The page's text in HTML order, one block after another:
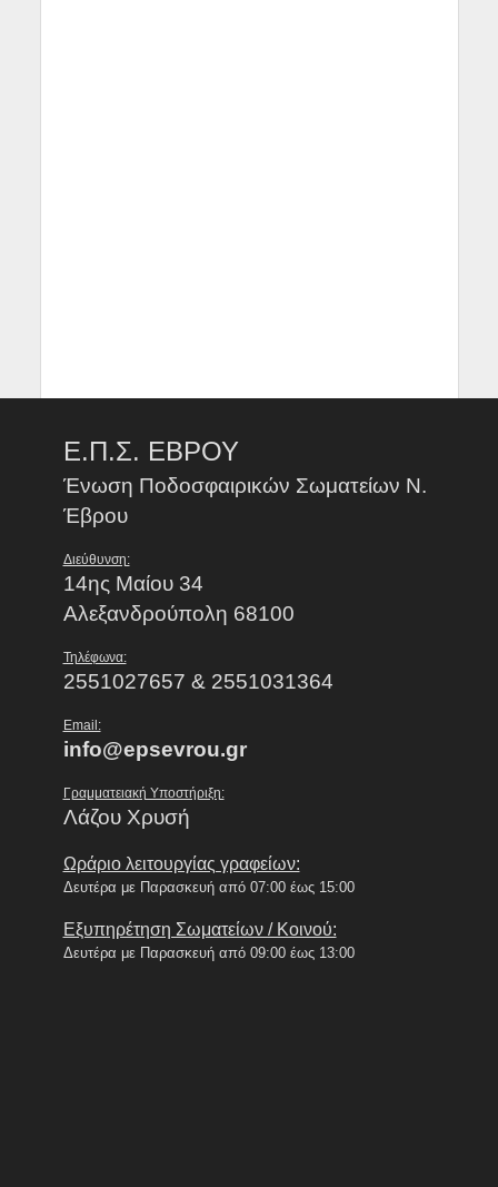
Ε.Π.Σ. ΕΒΡΟΥ
Ένωση Ποδοσφαιρικών Σωματείων Ν.
Έβρου
Διεύθυνση:
14ης Μαίου 34
Αλεξανδρούπολη 68100
Τηλέφωνα:
2551027657 & 2551031364
Email:
info@epsevrou.gr
Γραμματειακή Υποστήριξη:
Λάζου Χρυσή
Ωράριο λειτουργίας γραφείων:
Δευτέρα με Παρασκευή από 07:00 έως 15:00
Εξυπηρέτηση Σωματείων / Κοινού:
Δευτέρα με Παρασκευή από 09:00 έως 13:00